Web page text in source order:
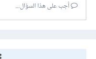
أجب على هذا السؤال...